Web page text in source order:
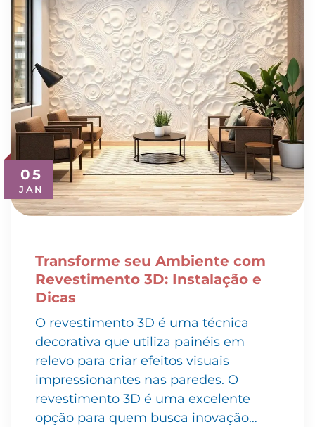
05
JAN
Transforme seu Ambiente com
Revestimento 3D: Instalação e
Dicas
O revestimento 3D é uma técnica
decorativa que utiliza painéis em
relevo para criar efeitos visuais
impressionantes nas paredes. O
revestimento 3D é uma excelente
opção para quem busca inovação…